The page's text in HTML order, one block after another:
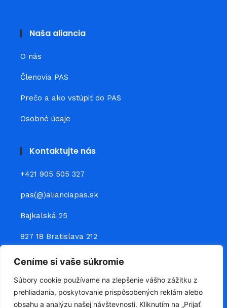
Ceníme si vaše súkromie
Súbory cookie používame na zlepšenie vášho zážitku z
prehliadania, poskytovanie prispôsobených reklám alebo
obsahu a analýzu našej návštevnosti. Kliknutím na „Prijať
Naša aliancia
O nás
Členovia PAS
Prečo a ako vstúpiť do PAS
Osobné údaje
Kontaktujte nás
+421 905 505 327
pas(@)alianciapas.sk
Bajkalská 25
827 18 Bratislava 212
Prepojte sa s nami